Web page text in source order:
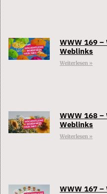
WWW 169 –
Weblinks
Weiterlesen »
WWW 168 –
Weblinks
Weiterlesen »
WWW 167 –